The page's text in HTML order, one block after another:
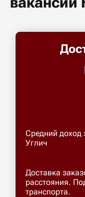
Средний доход
Углич
Доставка
расстояния.
транспорта.